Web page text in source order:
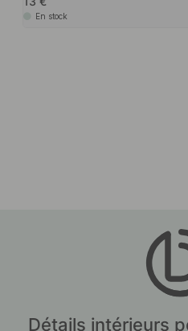
En stock
Détails intérieurs